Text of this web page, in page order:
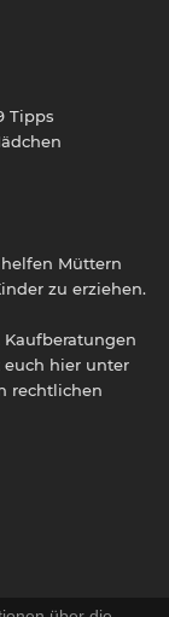
Tipps
Müttern
zu erziehen.
Kaufberatungen
hier unter
rechtlichen